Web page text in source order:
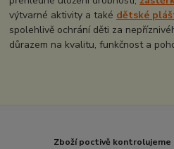
výtvarné aktivity a také dětské
spolehlivě ochrání děti za
důrazem na kvalitu, funkčnost a
Zboží poctivě kontrolujeme